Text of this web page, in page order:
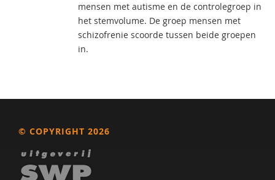
mensen met autisme en de controlegroep in
het stemvolume. De groep mensen met
schizofrenie scoorde tussen beide groepen
in.
© COPYRIGHT 2026